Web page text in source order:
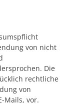
von nicht
Die
rechtliche
von
Mails, vor.